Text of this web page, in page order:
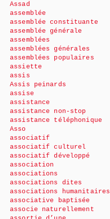
Assad
assemblée
assemblée constituante
assemblée générale
assemblées
assemblées générales
assemblées populaires
assiette
assis
Assis peinards
assise
assistance
assistance non-stop
assistance téléphonique
Asso
associatif
associatif culturel
associatif développé
association
associations
associations dites
associations humanitaires
associative baptisée
associe naturellement